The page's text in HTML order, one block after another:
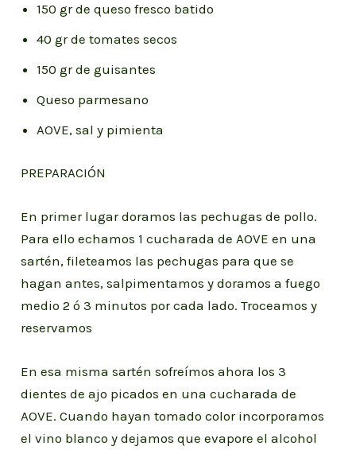
150 gr de queso fresco batido
40 gr de tomates secos
150 gr de guisantes
Queso parmesano
AOVE, sal y pimienta
PREPARACIÓN
En primer lugar doramos las pechugas de pollo.
Para ello echamos 1 cucharada de AOVE en una
sartén, fileteamos las pechugas para que se
hagan antes, salpimentamos y doramos a fuego
medio 2 ó 3 minutos por cada lado. Troceamos y
reservamos
En esa misma sartén sofreímos ahora los 3
dientes de ajo picados en una cucharada de
AOVE. Cuando hayan tomado color incorporamos
el vino blanco y dejamos que evapore el alcohol